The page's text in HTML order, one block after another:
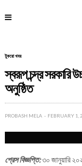
টুকরো খবর
স্বরূপ চন্দ্র সরকারি
অনুষ্ঠিত
PROBASH MELA FEBRUARY 1,
প্রেস বিজ্ঞপ্তি:৩০ জানুয়ারি